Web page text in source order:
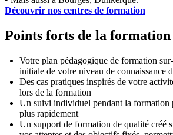
Découvrir nos centres de formation
Points forts de la formation
Votre plan pédagogique de formation
initiale de votre niveau de connaissance
Des cas pratiques inspirés de votre
lors de la formation
Un suivi individuel pendant la formation
plus rapidement
Un support de formation de qualité créé